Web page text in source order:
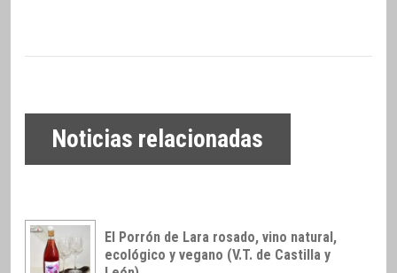
Noticias relacionadas
El Porrón de Lara rosado, vino natural,
ecológico y vegano (V.T. de Castilla y